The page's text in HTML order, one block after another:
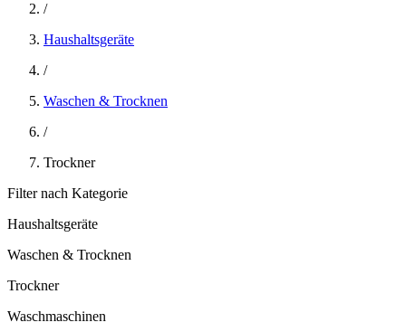
/
Haushaltsgeräte
/
Waschen & Trocknen
/
Trockner
Filter nach Kategorie
Haushaltsgeräte
Waschen & Trocknen
Trockner
Waschmaschinen